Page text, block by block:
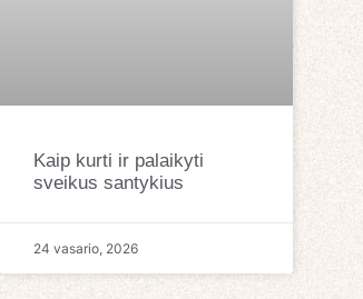
Kaip kurti ir palaikyti
sveikus santykius
24 vasario, 2026